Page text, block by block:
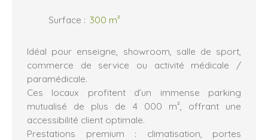
Surface : 300 m²
Idéal pour enseigne, showroom, salle de sport,
commerce de service ou activité médicale /
paramédicale.
Ces locaux profitent d’un immense parking
mutualisé de plus de 4 000 m², offrant une
accessibilité client optimale.
Prestations premium : climatisation, portes